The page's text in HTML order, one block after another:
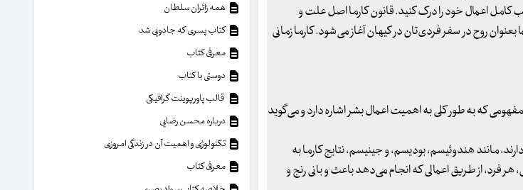
کامل اعمال خود را درک کنید. قانون کارما اصل علت و
روح در سفر فردی‌تان در کیهان آغاز می‌شود. کارما زمانی
که به طور کلی به اهمیت اعمال بشر اشاره دارد و می‌گوید
مانند هندوئیسم، بودیسم، و جینیسم، نتایج کارما به
فرد، از طریق اعمالی که انجام می‌دهد باعث و بانی رنج و
همه زائران سلطان
کتاب پسری که جادویی شد
معرفی کتاب
دوستی با کتاب
قالب پاورپوینت گرافیکی
درباره محسن رضایی
تکنولوژی و اهمیت آن در زندگی امروزی
معرفی کتاب